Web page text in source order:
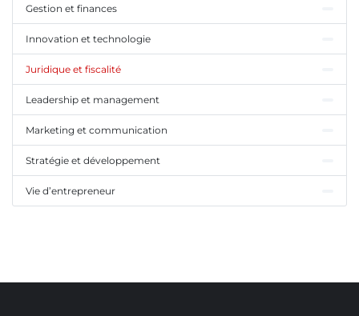
Gestion et finances
Innovation et technologie
Juridique et fiscalité
Leadership et management
Marketing et communication
Stratégie et développement
Vie d’entrepreneur